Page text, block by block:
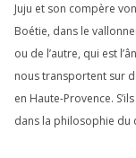
Juju et son com­père
Boétie, dans le
ou de l’autre, qui est
nous trans­portent sur
en Haute-Provence.
dans la phi­lo­so­phie du